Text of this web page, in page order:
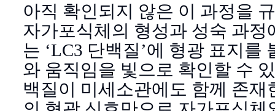
아직 확인되지 않은 이 과정을
자가포식체의 형성과 성숙 과
는 ‘LC3 단백질’에 형광 표지를
와 움직임을 빛으로 확인할 수
백질이 미세소관에도 함께 존